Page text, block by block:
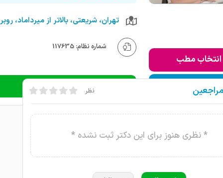
انتخاب مطب
به لیست من
شماره نظام: 117635
دریافت نوبت تلفنی نظر
* نظری هنوز برای این دکتر ثبت نشده *